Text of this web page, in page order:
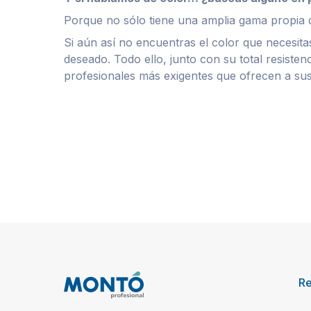
Porque no sólo tiene una amplia gama propia
Si aún así no encuentras el color que
deseado. Todo ello, junto con su total
profesionales más exigentes que ofrecen a